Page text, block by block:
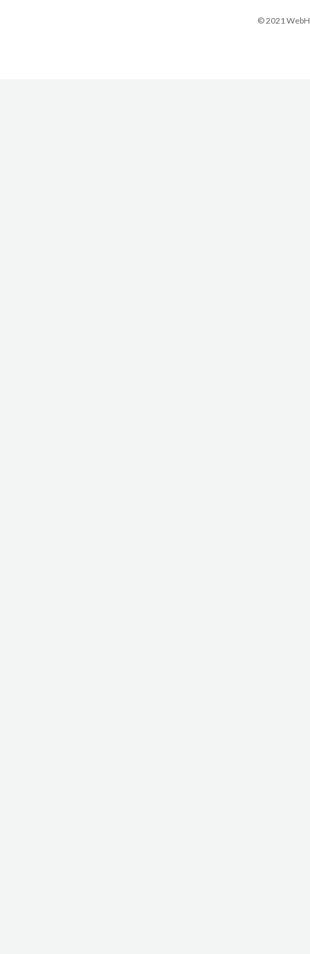
© 2021